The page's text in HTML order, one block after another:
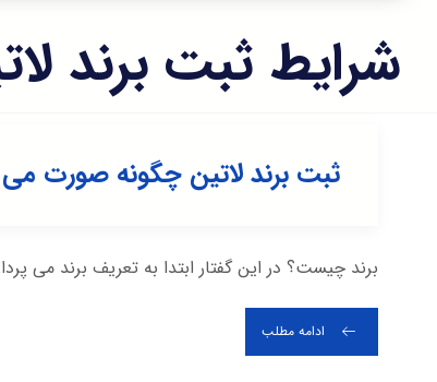
شرایط ثبت برند
ثبت برند لاتین چگونه صورت می
برند چیست؟ در این گفتار ابتدا به تعریف برند می
ادامه مطلب